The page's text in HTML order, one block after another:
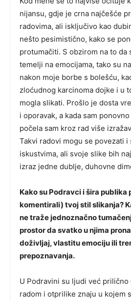
nijansu, gdje je crna najčešće
radovima, ali isključivo kao
nešto pesimistično, kako se
protumačiti. S obzirom na to da
temelji na emocijama, tako su
nakon moje borbe s bolešću,
zloćudnog karcinoma dojke i u
mogla slikati. Prošlo je dosta
i oporavak, a kada sam
počela sam kroz rad više
Takvi radovi mogu se povezati
iskustvima, ali svoje slike bih
izraz jedne dublje, duhovne
Kako su Podravci i šira publika
komentirali) tvoj stil slikanja?
ne traže jednoznačno
prostor da svatko u njima
doživljaj, vlastitu emociju ili
prepoznavanja.
U Podravini su ljudi već prilično
radom i otprilike znaju u kojem